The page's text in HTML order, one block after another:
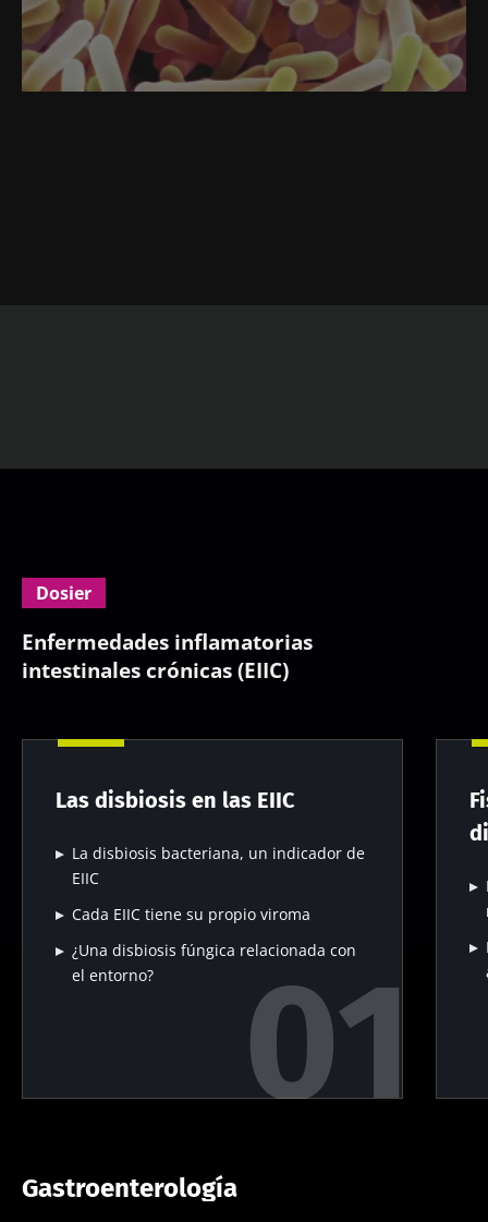
Dosier
Enfermedades inflamatorias
intestinales crónicas (EIIC)
Las disbiosis en las EIIC
La disbiosis bacteriana, un indicador de
EIIC
Cada EIIC tiene su propio viroma
¿Una disbiosis fúngica relacionada con
el entorno?
Gastroenterología